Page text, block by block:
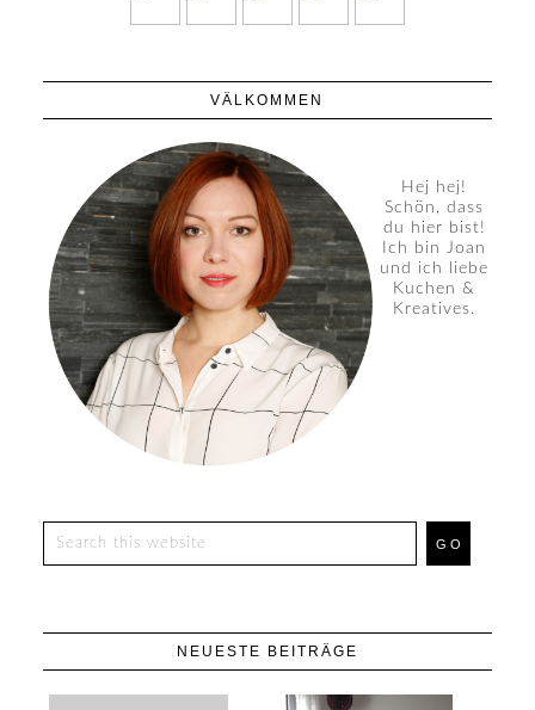
VÄLKOMMEN
Hej hej!
Schön, dass
du hier bist!
Ich bin Joan
und ich liebe
Kuchen &
Kreatives.
NEUESTE BEITRÄGE